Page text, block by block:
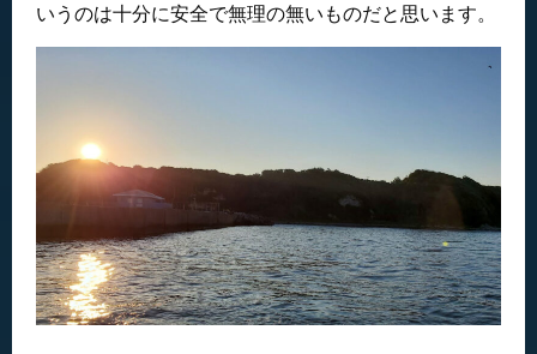
いうのは十分に安全で無理の無いものだと思います。